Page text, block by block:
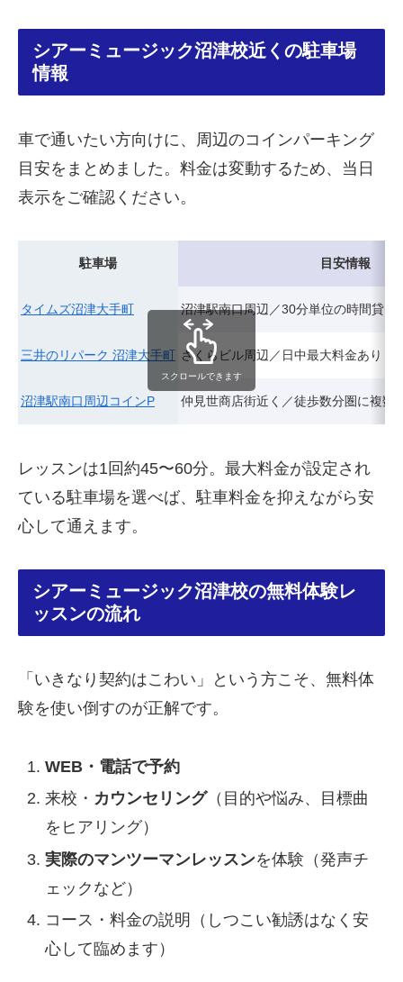
シアーミュージック沼津校近くの駐車場
情報
車で通いたい方向けに、周辺のコインパーキング
目安をまとめました。料金は変動するため、当日
表示をご確認ください。
駐車場 目安情報
タイムズ沼津大手町 沼津駅南口周辺／30分単位の時間貸し
三井のリパーク 沼津大手町 さくらビル周辺／日中最大料金あり
沼津駅南口周辺コインP 仲見世商店街近く／徒歩数分圏に複数
スクロールできます
レッスンは1回約45〜60分。最大料金が設定され
ている駐車場を選べば、駐車料金を抑えながら安
心して通えます。
シアーミュージック沼津校の無料体験レ
ッスンの流れ
「いきなり契約はこわい」という方こそ、無料体
験を使い倒すのが正解です。
WEB・電話で予約
来校・ カウンセリング（目的や悩み、目標曲
をヒアリング）
実際のマンツーマンレッスンを体験（発声チ
ェックなど）
コース・料金の説明（しつこい勧誘はなく安
心して臨めます）